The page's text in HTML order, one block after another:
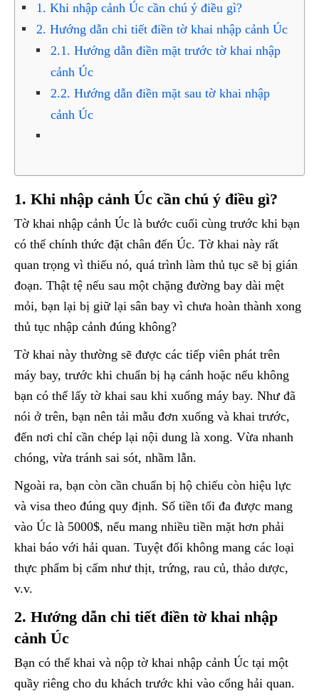
1. Khi nhập cảnh Úc cần chú ý điều gì?
2. Hướng dẫn chi tiết điền tờ khai nhập cảnh Úc
2.1. Hướng dẫn điền mặt trước tờ khai nhập
cảnh Úc
2.2. Hướng dẫn điền mặt sau tờ khai nhập
cảnh Úc
1. Khi nhập cảnh Úc cần chú ý điều gì?
Tờ khai nhập cảnh Úc là bước cuối cùng trước khi bạn
có thể chính thức đặt chân đến Úc. Tờ khai này rất
quan trọng vì thiếu nó, quá trình làm thủ tục sẽ bị gián
đoạn. Thật tệ nếu sau một chặng đường bay dài mệt
mỏi, bạn lại bị giữ lại sân bay vì chưa hoàn thành xong
thủ tục nhập cảnh đúng không?
Tờ khai này thường sẽ được các tiếp viên phát trên
máy bay, trước khi chuẩn bị hạ cánh hoặc nếu không
bạn có thể lấy tờ khai sau khi xuống máy bay. Như đã
nói ở trên, bạn nên tải mẫu đơn xuống và khai trước,
đến nơi chỉ cần chép lại nội dung là xong. Vừa nhanh
chóng, vừa tránh sai sót, nhầm lẫn.
Ngoài ra, bạn còn cần chuẩn bị hộ chiếu còn hiệu lực
và visa theo đúng quy định. Số tiền tối đa được mang
vào Úc là 5000$, nếu mang nhiều tiền mặt hơn phải
khai báo với hải quan. Tuyệt đối không mang các loại
thực phẩm bị cấm như thịt, trứng, rau củ, thảo dược,
v.v.
2. Hướng dẫn chi tiết điền tờ khai nhập
cảnh Úc
Bạn có thể khai và nộp tờ khai nhập cảnh Úc tại một
quầy riêng cho du khách trước khi vào cổng hải quan.